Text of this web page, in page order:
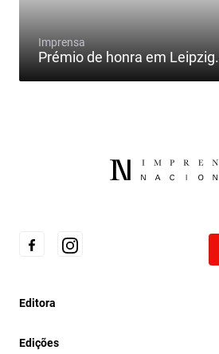
Imprensa
Prémio de honra em Leipzig.
Editora
Edições